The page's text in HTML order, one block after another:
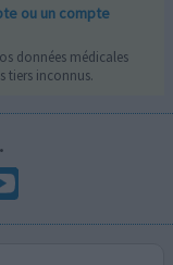
ou un compte
données médicales
tiers inconnus.